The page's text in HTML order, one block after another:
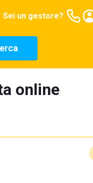
Sei un gestore?
online